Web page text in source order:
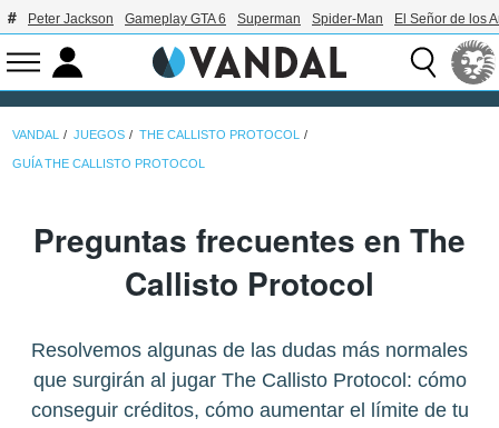
Peter Jackson Gameplay GTA 6 Superman Spider-Man El Señor de los
VANDAL JUEGOS THE CALLISTO PROTOCOL
GUÍA THE CALLISTO PROTOCOL
Preguntas frecuentes en The
Callisto Protocol
Resolvemos algunas de las dudas más normales
que surgirán al jugar The Callisto Protocol: cómo
conseguir créditos, cómo aumentar el límite de tu